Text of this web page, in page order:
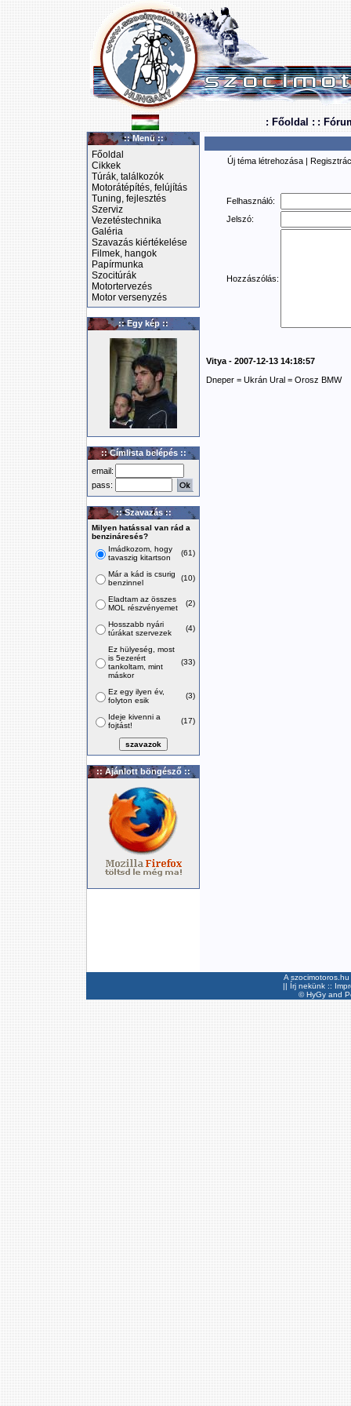
: Főoldal : :
:: Menü ::
Főoldal
Cikkek
Túrák, találkozók
Motorátépítés, felújítás
Tuning, fejlesztés
Szerviz
Vezetéstechnika
Galéria
Szavazás kiértékelése
Filmek, hangok
Papírmunka
Szocitúrák
Motortervezés
Motor versenyzés
:: Egy kép ::
:: Címlista belépés ::
email:
pass:
:: Szavazás ::
Milyen hatással van rád a
benzináresés?
Imádkozom, hogy
tavaszig kitartson
(61)
Már a kád is csurig
benzinnel
(10)
Eladtam az összes
MOL részvényemet
(2)
Hosszabb nyári
túrákat szervezek
(4)
Ez hülyeség, most
is 5ezerért
tankoltam, mint
máskor
(33)
Ez egy ilyen év,
folyton esik
(3)
Ideje kivenni a
fojtást!
(17)
:: Ajánlott böngésző ::
Új téma létrehozása |
Felhasználó:
Jelszó:
Hozzászólás:
Vitya - 2007-12-13 14:18:57
Dneper = Ukrán Ural = Orosz BMW
A
|| Írj nekünk ::
©HyGyand